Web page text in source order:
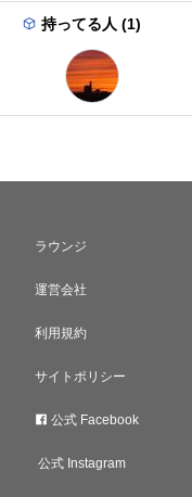
持ってる人 (1)
ラウンジ
運営会社
利用規約
サイトポリシー
公式 Facebook
公式 Instagram